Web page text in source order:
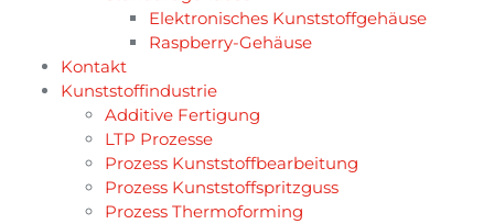
Elektronisches Kunststoffgehäuse
Raspberry-Gehäuse
Kontakt
Kunststoffindustrie
Additive Fertigung
LTP Prozesse
Prozess Kunststoffbearbeitung
Prozess Kunststoffspritzguss
Prozess Thermoforming